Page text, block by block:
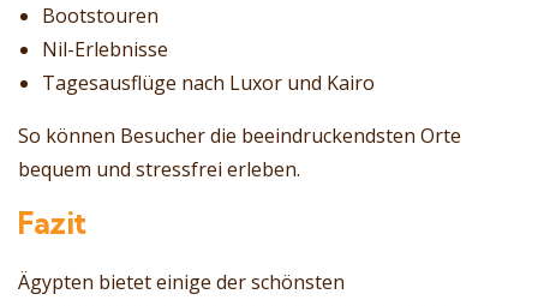
Bootstouren
Nil-Erlebnisse
Tagesausflüge nach Luxor und Kairo
So können Besucher die beeindruckendsten Orte
bequem und stressfrei erleben.
Fazit
Ägypten bietet einige der schönsten